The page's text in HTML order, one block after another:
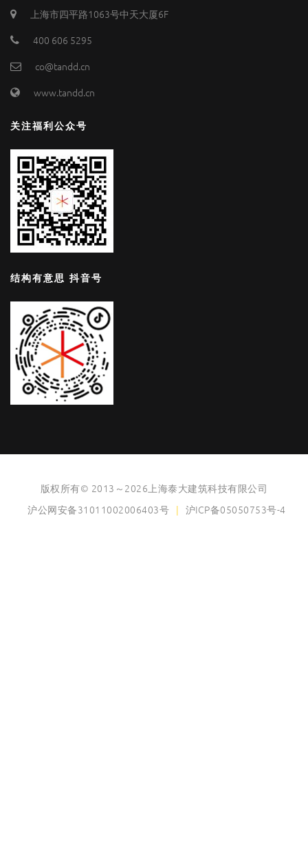
上海市四平路1063号中天大厦6F
400 606 5295
co@tandd.cn
www.tandd.cn
关注福利公众号
结构有意思 抖音号
版权所有© 2013～2026上海泰大建筑科技有限公司
沪公网安备31011002006403号 | 沪ICP备05050753号-4